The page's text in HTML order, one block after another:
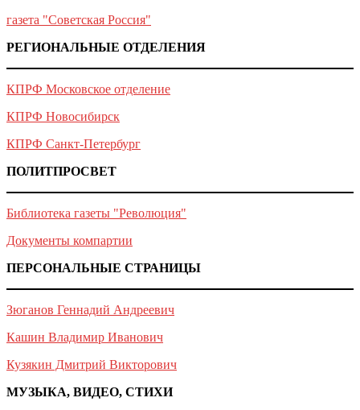
газета "Советская Россия"
РЕГИОНАЛЬНЫЕ ОТДЕЛЕНИЯ
КПРФ Московское отделение
КПРФ Новосибирск
КПРФ Санкт-Петербург
ПОЛИТПРОСВЕТ
Библиотека газеты "Революция"
Документы компартии
ПЕРСОНАЛЬНЫЕ СТРАНИЦЫ
Зюганов Геннадий Андреевич
Кашин Владимир Иванович
Кузякин Дмитрий Викторович
МУЗЫКА, ВИДЕО, СТИХИ